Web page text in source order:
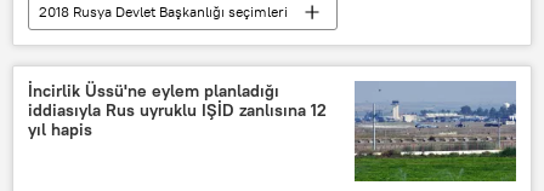
2018 Rusya Devlet Başkanlığı seçimleri
Rusya
planör
Rusya 2018 devlet başkanlığı seçimleri
VİDEO
İncirlik Üssü'ne eylem planladığı
iddiasıyla Rus uyruklu IŞİD zanlısına 12
yıl hapis